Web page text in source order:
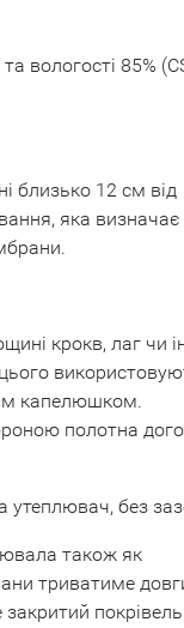
вологості 85%
близько 12 см від
яка визначає
крокв, лаг чи
капелюшком.
полотна
без
також як
триватиме
закритий